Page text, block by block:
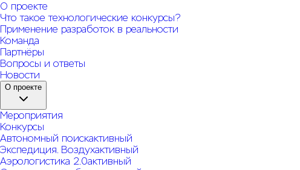
О проекте
Что такое технологические конкурсы?
Применение разработок в реальности
Команда
Партнёры
Вопросы и ответы
Новости
О проекте
Мероприятия
Конкурсы
Автономный поискактивный
Экспедиция. Воздухактивный
Аэрологистика 2.0активный